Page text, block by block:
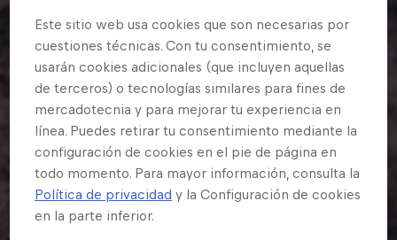
Este sitio web usa cookies que son necesarias por
cuestiones técnicas. Con tu consentimiento, se
usarán cookies adicionales (que incluyen aquellas
de terceros) o tecnologías similares para fines de
mercadotecnia y para mejorar tu experiencia en
línea. Puedes retirar tu consentimiento mediante la
configuración de cookies en el pie de página en
todo momento. Para mayor información, consulta la
Política de privacidad y la Configuración de cookies
en la parte inferior.